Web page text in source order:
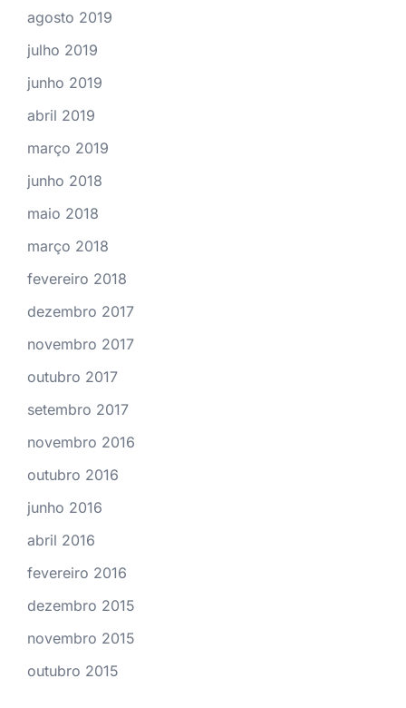
agosto 2019
julho 2019
junho 2019
abril 2019
março 2019
junho 2018
maio 2018
março 2018
fevereiro 2018
dezembro 2017
novembro 2017
outubro 2017
setembro 2017
novembro 2016
outubro 2016
junho 2016
abril 2016
fevereiro 2016
dezembro 2015
novembro 2015
outubro 2015